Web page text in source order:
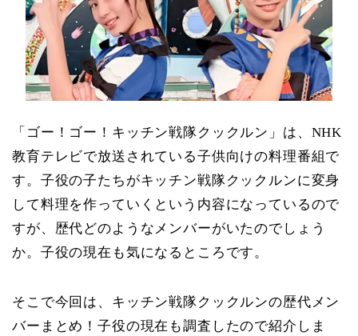
「ゴー！ゴー！キッチン戦隊クックルン」は、NHK
教育テレビで放送されている子供向けの料理番組で
す。子役の子たちがキッチン戦隊クックルンに変身
して料理を作っていくという内容になっているので
すが、歴代どのようなメンバーがいたのでしょう
か。子役の現在も気になるところです。
そこで今回は、キッチン戦隊クックルンの歴代メン
バーまとめ！子役の現在も調査したので紹介しま